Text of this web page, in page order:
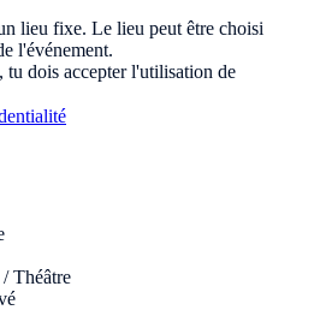
lieu fixe. Le lieu peut être choisi
l'événement.
dois accepter l'utilisation de
Théâtre